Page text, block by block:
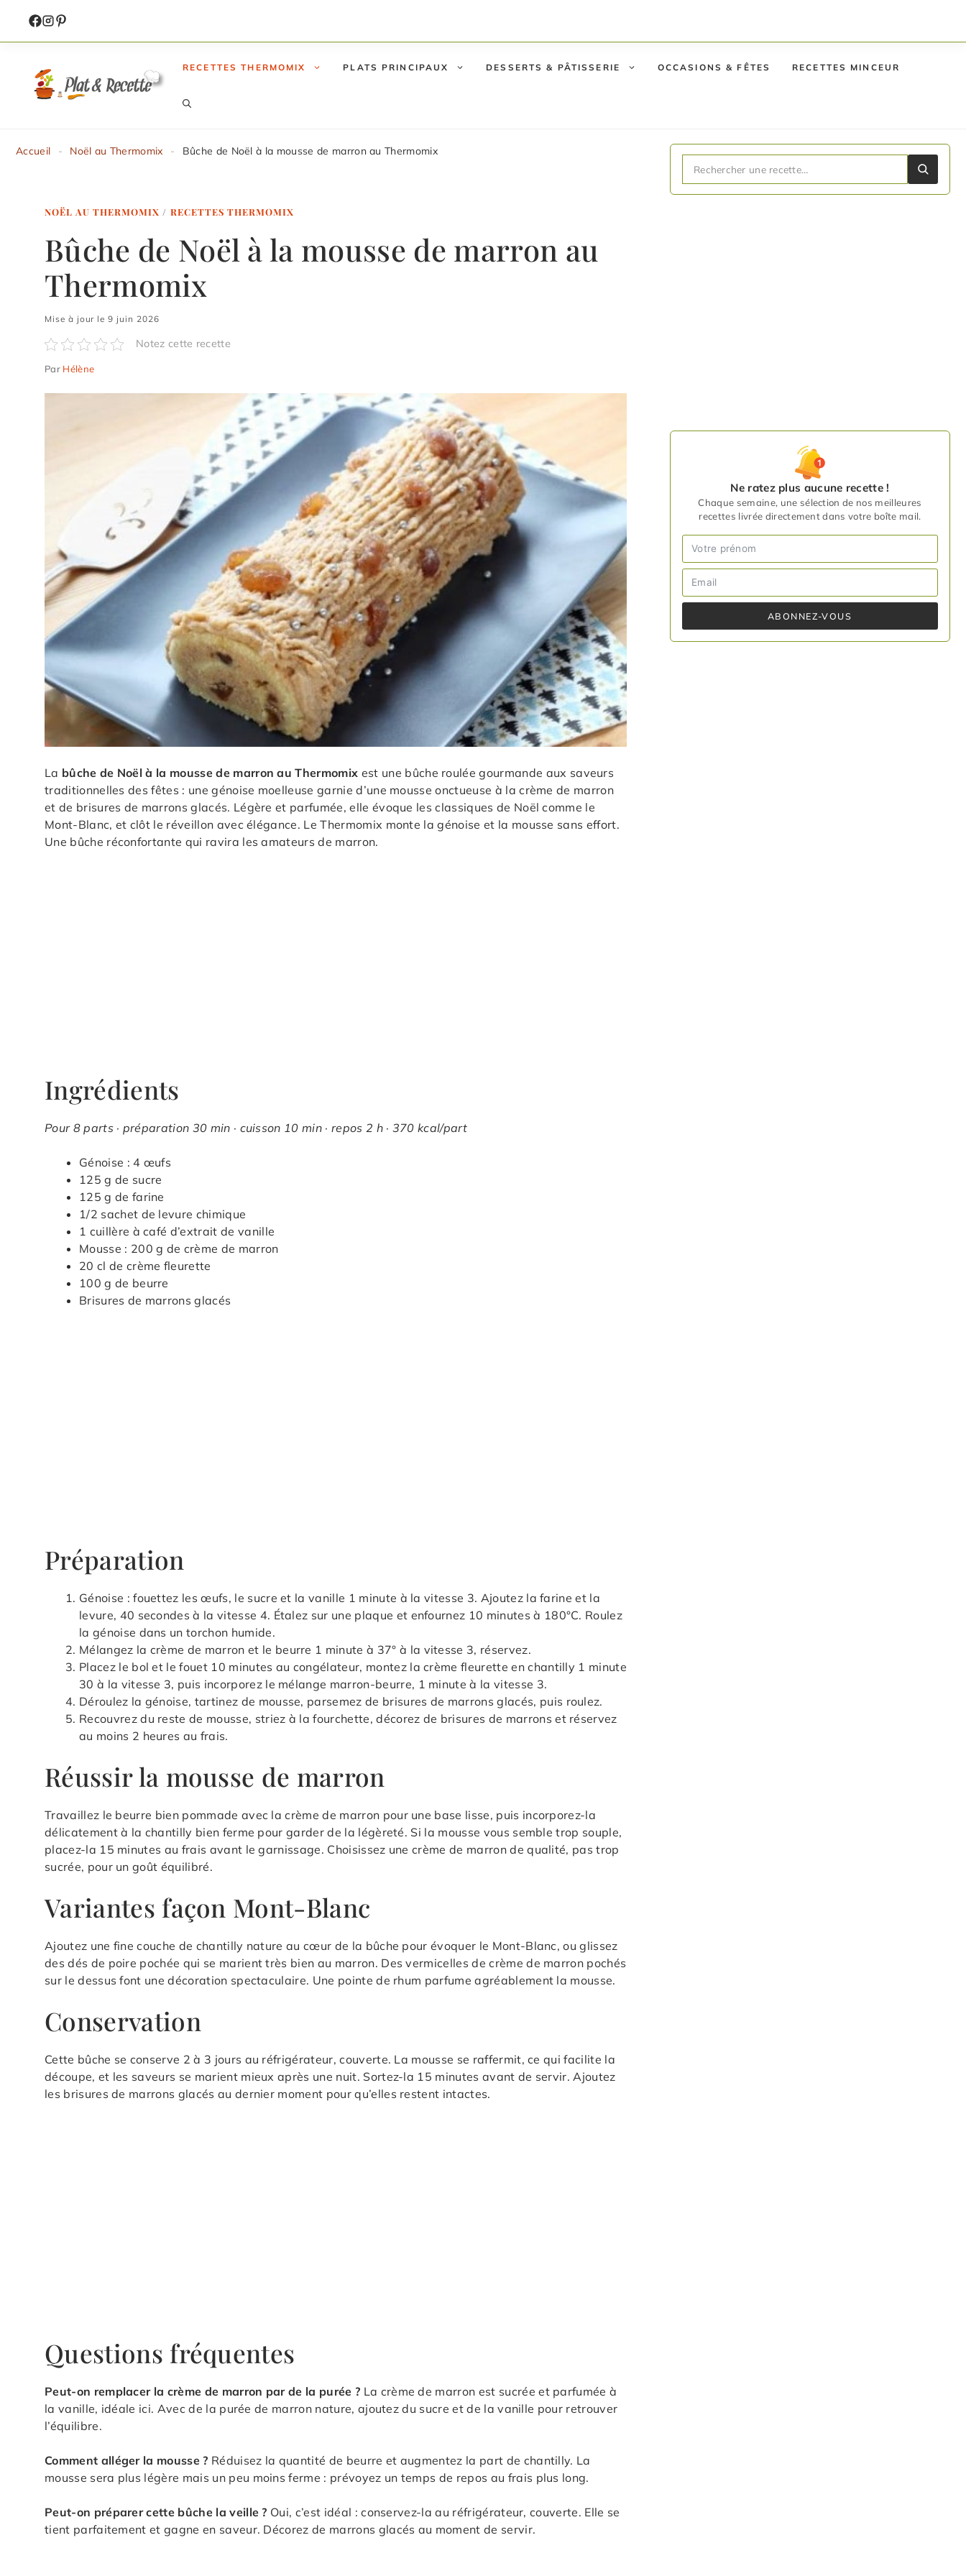
contenu
RECETTES THERMOMIX PLATS PRINCIPAUX DESSERTS & PÂTISSERIE OCCASIONS & FÊTES RECETTES MINCEUR
Accueil - Noël au Thermomix - Bûche de Noël à la mousse de marron au Thermomix
NOËL AU THERMOMIX / RECETTES THERMOMIX
Bûche de Noël à la mousse de marron au
Thermomix
Mise à jour le 9 juin 2026
Notez cette recette
Par Hélène
La bûche de Noël à la mousse de marron au Thermomix est une bûche roulée gourmande aux saveurs
traditionnelles des fêtes : une génoise moelleuse garnie d’une mousse onctueuse à la crème de marron
et de brisures de marrons glacés. Légère et parfumée, elle évoque les classiques de Noël comme le
Mont-Blanc, et clôt le réveillon avec élégance. Le Thermomix monte la génoise et la mousse sans effort.
Une bûche réconfortante qui ravira les amateurs de marron.
Ingrédients
Pour 8 parts · préparation 30 min · cuisson 10 min · repos 2 h · 370 kcal/part
Génoise : 4 œufs
125 g de sucre
125 g de farine
1/2 sachet de levure chimique
1 cuillère à café d’extrait de vanille
Mousse : 200 g de crème de marron
20 cl de crème fleurette
100 g de beurre
Brisures de marrons glacés
Préparation
Génoise : fouettez les œufs, le sucre et la vanille 1 minute à la vitesse 3. Ajoutez la farine et la
levure, 40 secondes à la vitesse 4. Étalez sur une plaque et enfournez 10 minutes à 180°C. Roulez
la génoise dans un torchon humide.
Mélangez la crème de marron et le beurre 1 minute à 37° à la vitesse 3, réservez.
Placez le bol et le fouet 10 minutes au congélateur, montez la crème fleurette en chantilly 1 minute
30 à la vitesse 3, puis incorporez le mélange marron-beurre, 1 minute à la vitesse 3.
Déroulez la génoise, tartinez de mousse, parsemez de brisures de marrons glacés, puis roulez.
Recouvrez du reste de mousse, striez à la fourchette, décorez de brisures de marrons et réservez
au moins 2 heures au frais.
Réussir la mousse de marron
Travaillez le beurre bien pommade avec la crème de marron pour une base lisse, puis incorporez-la
délicatement à la chantilly bien ferme pour garder de la légèreté. Si la mousse vous semble trop souple,
placez-la 15 minutes au frais avant le garnissage. Choisissez une crème de marron de qualité, pas trop
sucrée, pour un goût équilibré.
Variantes façon Mont-Blanc
Ajoutez une fine couche de chantilly nature au cœur de la bûche pour évoquer le Mont-Blanc, ou glissez
des dés de poire pochée qui se marient très bien au marron. Des vermicelles de crème de marron pochés
sur le dessus font une décoration spectaculaire. Une pointe de rhum parfume agréablement la mousse.
Conservation
Cette bûche se conserve 2 à 3 jours au réfrigérateur, couverte. La mousse se raffermit, ce qui facilite la
découpe, et les saveurs se marient mieux après une nuit. Sortez-la 15 minutes avant de servir. Ajoutez
les brisures de marrons glacés au dernier moment pour qu’elles restent intactes.
Questions fréquentes
Peut-on remplacer la crème de marron par de la purée ? La crème de marron est sucrée et parfumée à
la vanille, idéale ici. Avec de la purée de marron nature, ajoutez du sucre et de la vanille pour retrouver
l’équilibre.
Comment alléger la mousse ? Réduisez la quantité de beurre et augmentez la part de chantilly. La
mousse sera plus légère mais un peu moins ferme : prévoyez un temps de repos au frais plus long.
Peut-on préparer cette bûche la veille ? Oui, c’est idéal : conservez-la au réfrigérateur, couverte. Elle se
tient parfaitement et gagne en saveur. Décorez de marrons glacés au moment de servir.
Ne ratez plus aucune recette !
Chaque semaine, une sélection de nos meilleures
recettes livrée directement dans votre boîte mail.
ABONNEZ-VOUS